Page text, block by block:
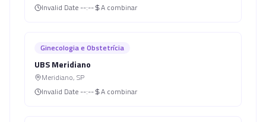
Invalid Date --:-- A combinar
Ginecologia e Obstetrícia
UBS Meridiano
Meridiano, SP
Invalid Date --:-- A combinar